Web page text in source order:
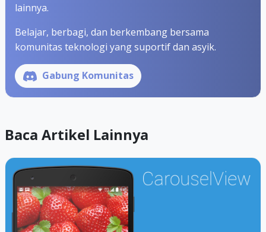
lainnya.
Belajar, berbagi, dan berkembang bersama
komunitas teknologi yang suportif dan asyik.
Gabung Komunitas
Baca Artikel Lainnya